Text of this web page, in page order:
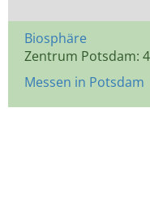
Biosphäre
Zentrum Potsdam:
Messen in Potsdam